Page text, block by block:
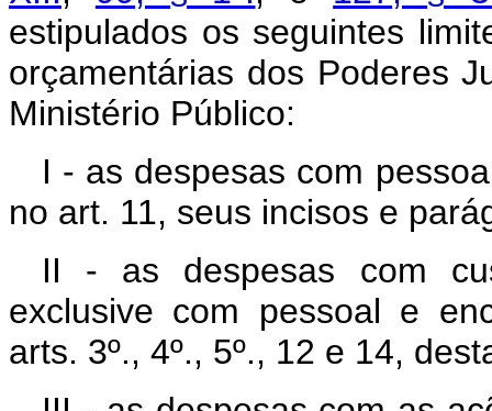
estipulados os seguintes
orçamentárias dos Poderes
Ministério Público:
I - as despesas com
no art. 11, seus incisos e
II - as despesas com
exclusive com pessoal e
arts. 3º., 4º., 5º., 12 e 14,